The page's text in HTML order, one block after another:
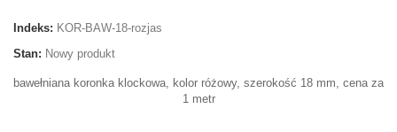
Indeks: KOR-BAW-18-rozjas
Stan: Nowy produkt
bawełniana koronka klockowa, kolor różowy, szerokość 18 mm, cena za
1 metr